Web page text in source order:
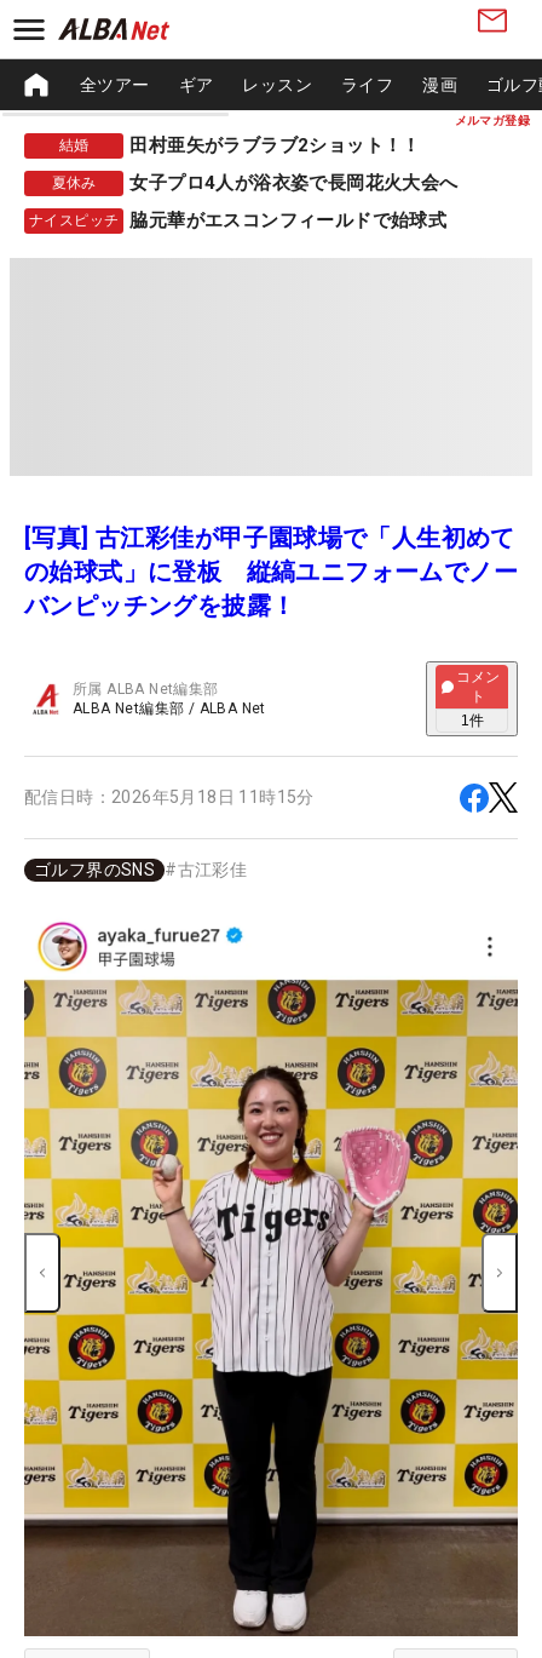
メルマガ登録
全ツアー ギア レッスン ライフ 漫画 ゴル
結婚 田村亜矢がラブラブ2ショット！！
夏休み 女子プロ4人が浴衣姿で長岡花火大会へ
ナイスピッチ 脇元華がエスコンフィールドで始球式
[写真] 古江彩佳が甲子園球場で「人生初めて
の始球式」に登板 縦縞ユニフォームでノー
バンピッチングを披露！
所属ALBA Net編集部
ALBA Net編集部 / ALBA Net
コメン
ト
1件
配信日時： 2026年5月18日 11時15分
ゴルフ界のSNS #古江彩佳